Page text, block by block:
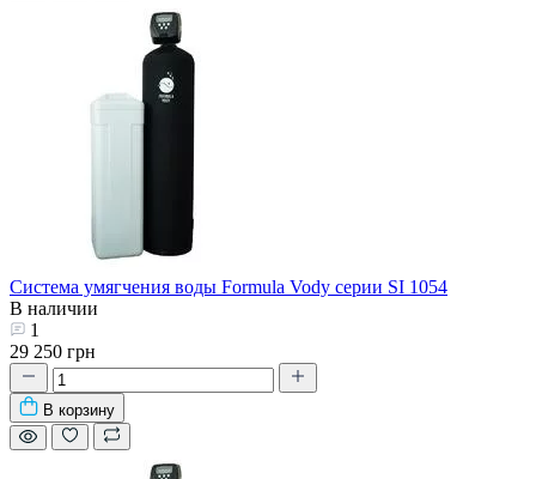
Система умягчения воды Formula Vody серии SI 1054
В наличии
1
29 250 грн
В корзину